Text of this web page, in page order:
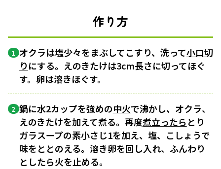
作り方
1 オクラは塩少々をまぶしてこすり、洗って小口切
りにする。えのきたけは3cm長さに切ってほぐ
す。卵は溶きほぐす。
2 鍋に水2カップを強めの中火で沸かし、オクラ、
えのきたけを加えて煮る。再度煮立ったらとり
ガラスープの素小さじ1を加え、塩、こしょうで
味をととのえる。溶き卵を回し入れ、ふんわり
としたら火を止める。